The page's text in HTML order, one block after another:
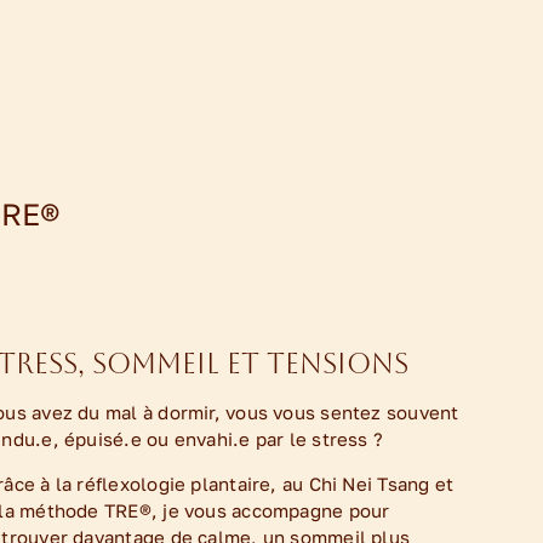
sommeil et tensions
avez du mal à dormir, vous vous sentez souvent
épuisé.e ou envahi.e par le stress ?
à la réflexologie plantaire, au Chi Nei Tsang et
méthode TRE®, je vous accompagne pour
davantage de calme, un sommeil plus